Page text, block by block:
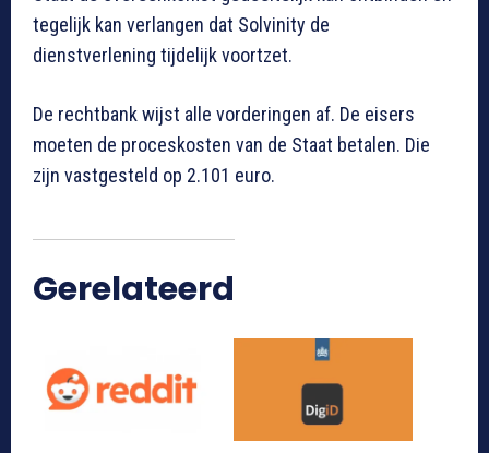
tegelijk kan verlangen dat Solvinity de
dienstverlening tijdelijk voortzet.
De rechtbank wijst alle vorderingen af. De eisers
moeten de proceskosten van de Staat betalen. Die
zijn vastgesteld op 2.101 euro.
Gerelateerd